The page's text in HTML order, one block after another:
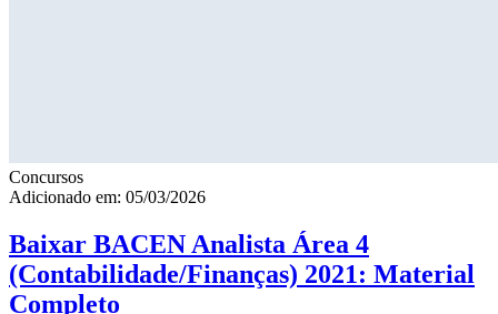
Concursos
Adicionado em: 05/03/2026
Baixar BACEN Analista Área 4
(Contabilidade/Finanças) 2021: Material
Completo